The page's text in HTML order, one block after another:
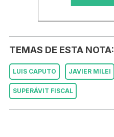
TEMAS DE ESTA NOTA:
LUIS CAPUTO JAVIER MILEI
SUPERÁVIT FISCAL